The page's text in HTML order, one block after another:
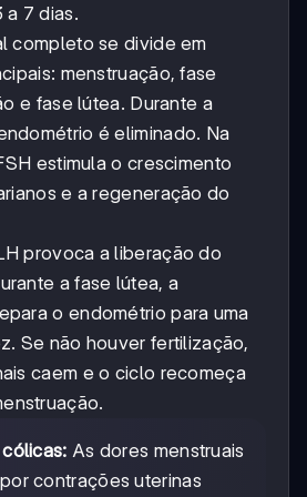
a 7 dias.
completo se divide em
menstruação, fase
e fase lútea. Durante a
é eliminado. Na
estimula o crescimento
e a regeneração do
provoca a liberação do
a fase lútea, a
o endométrio para uma
Se não houver fertilização,
caem e o ciclo recomeça
As dores menstruais
contrações uterinas